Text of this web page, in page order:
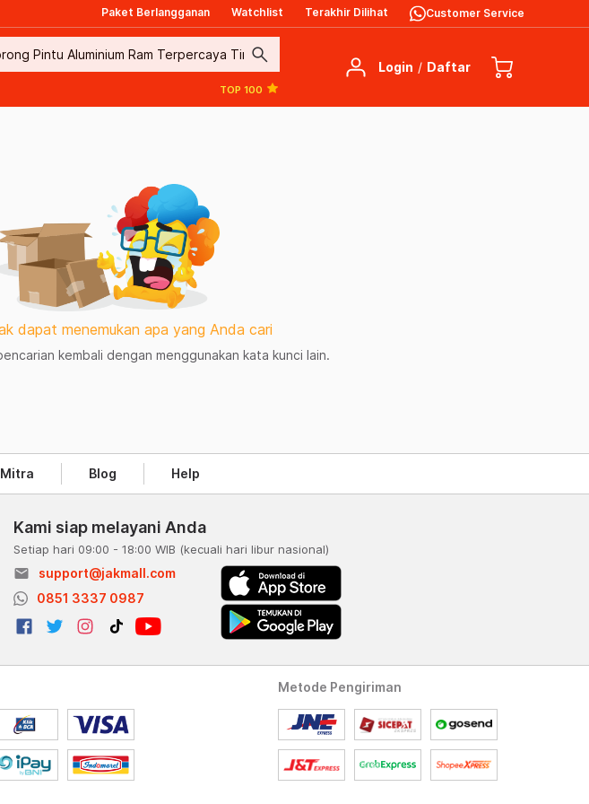
Paket Berlangganan Watchlist Terakhir Dilihat Customer Service
search
TOP 100
Login / Daftar
dapat menemukan apa yang Anda cari
kembali dengan menggunakan kata kunci lain.
Mitra Blog Help
Kami siap melayani Anda
Setiap hari 09:00 - 18:00 WIB (kecuali hari libur nasional)
email
support@jakmall.com
0851 3337 0987
Metode Pengiriman